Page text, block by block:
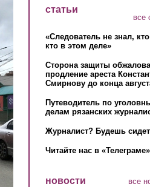
статьи
все
«Следователь не знал,
кто в этом деле»
Сторона защиты
продление ареста
Смирнову до конца
Путеводитель по
делам рязанских
Журналист? Будешь
Читайте нас в «Телеграме»
новости все